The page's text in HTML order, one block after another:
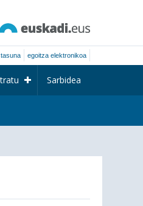
egoitza elektronikoa
Sarbidea